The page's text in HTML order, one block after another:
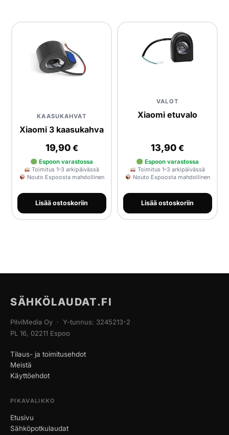
KAASUKAHVAT
Xiaomi 3 kaasukahva
19,90 €
Espoon varastossa
Toimitus 1–3 arkipäivässä
Nouto Espoosta mahdollinen
Lisää ostoskoriin
VALOT
Xiaomi etuvalo
13,90 €
Espoon varastossa
Toimitus 1–3 arkipäivässä
Nouto Espoosta mahdollinen
Lisää ostoskoriin
SÄHKÖLAUDAT.FI
PilviMedia Oy · Y-tunnus: 3245213-2
PL 16, 02211 Espoo
Tilaus- ja toimitusehdot
Meistä
Käyttöehdot
PIKAVALIKKO
Etusivu
Sähköpotkulaudat